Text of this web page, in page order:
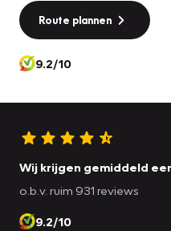
Route plannen
9.2/10
Wij krijgen gemiddeld
o.b.v. ruim 931 reviews
9.2/10